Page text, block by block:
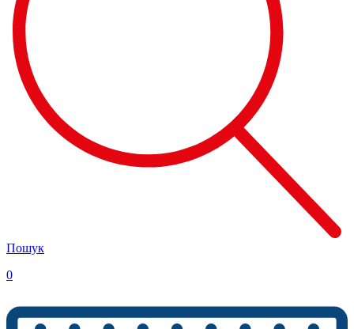
Пошук
0